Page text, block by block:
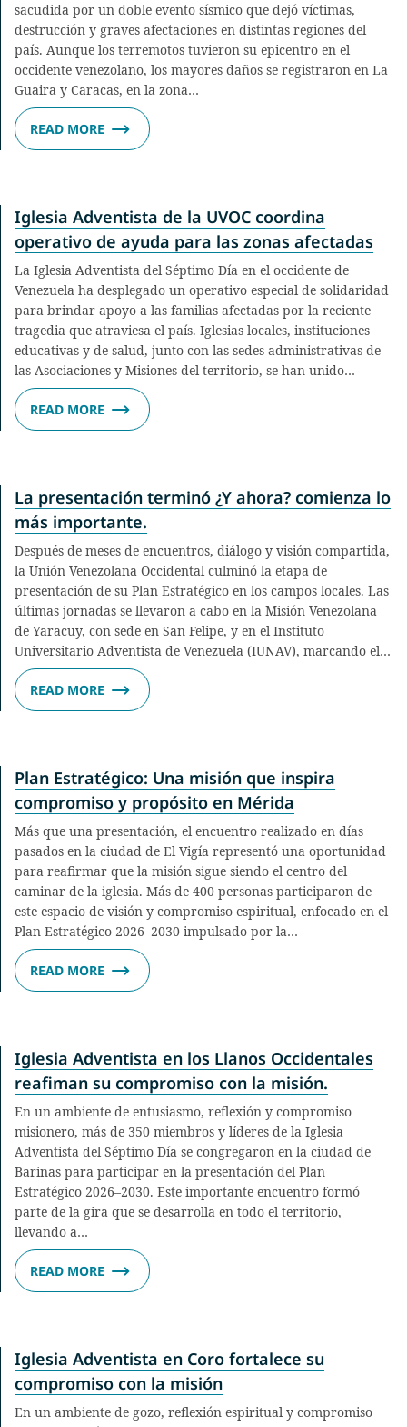
sacudida por un doble evento sísmico que dejó víctimas,
destrucción y graves afectaciones en distintas regiones del
país. Aunque los terremotos tuvieron su epicentro en el
occidente venezolano, los mayores daños se registraron en La
Guaira y Caracas, en la zona…
READ MORE
Iglesia Adventista de la UVOC coordina
operativo de ayuda para las zonas afectadas
La Iglesia Adventista del Séptimo Día en el occidente de
Venezuela ha desplegado un operativo especial de solidaridad
para brindar apoyo a las familias afectadas por la reciente
tragedia que atraviesa el país. Iglesias locales, instituciones
educativas y de salud, junto con las sedes administrativas de
las Asociaciones y Misiones del territorio, se han unido…
READ MORE
La presentación terminó ¿Y ahora? comienza lo
más importante.
Después de meses de encuentros, diálogo y visión compartida,
la Unión Venezolana Occidental culminó la etapa de
presentación de su Plan Estratégico en los campos locales. Las
últimas jornadas se llevaron a cabo en la Misión Venezolana
de Yaracuy, con sede en San Felipe, y en el Instituto
Universitario Adventista de Venezuela (IUNAV), marcando el…
READ MORE
Plan Estratégico: Una misión que inspira
compromiso y propósito en Mérida
Más que una presentación, el encuentro realizado en días
pasados en la ciudad de El Vigía representó una oportunidad
para reafirmar que la misión sigue siendo el centro del
caminar de la iglesia. Más de 400 personas participaron de
este espacio de visión y compromiso espiritual, enfocado en el
Plan Estratégico 2026–2030 impulsado por la…
READ MORE
Iglesia Adventista en los Llanos Occidentales
reafiman su compromiso con la misión.
En un ambiente de entusiasmo, reflexión y compromiso
misionero, más de 350 miembros y líderes de la Iglesia
Adventista del Séptimo Día se congregaron en la ciudad de
Barinas para participar en la presentación del Plan
Estratégico 2026–2030. Este importante encuentro formó
parte de la gira que se desarrolla en todo el territorio,
llevando a…
READ MORE
Iglesia Adventista en Coro fortalece su
compromiso con la misión
En un ambiente de gozo, reflexión espiritual y compromiso